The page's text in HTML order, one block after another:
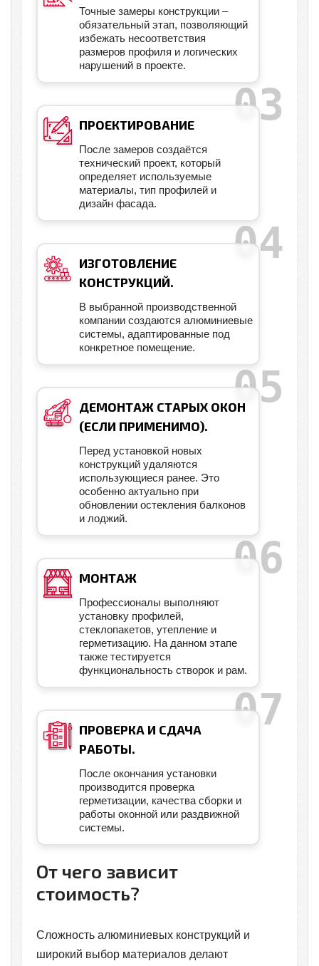
Точные замеры конструкции –
обязательный этап, позволяющий
избежать несоответствия
размеров профиля и логических
нарушений в проекте.
ПРОЕКТИРОВАНИЕ
После замеров создаётся
технический проект, который
определяет используемые
материалы, тип профилей и
дизайн фасада.
ИЗГОТОВЛЕНИЕ
КОНСТРУКЦИЙ.
В выбранной производственной
компании создаются алюминиевые
системы, адаптированные под
конкретное помещение.
ДЕМОНТАЖ СТАРЫХ ОКОН
(ЕСЛИ ПРИМЕНИМО).
Перед установкой новых
конструкций удаляются
использующиеся ранее. Это
особенно актуально при
обновлении остекления балконов
и лоджий.
МОНТАЖ
Профессионалы выполняют
установку профилей,
стеклопакетов, утепление и
герметизацию. На данном этапе
также тестируется
функциональность створок и рам.
ПРОВЕРКА И СДАЧА
РАБОТЫ.
После окончания установки
производится проверка
герметизации, качества сборки и
работы оконной или раздвижной
системы.
От чего зависит
стоимость?
Сложность алюминиевых конструкций и
широкий выбор материалов делают